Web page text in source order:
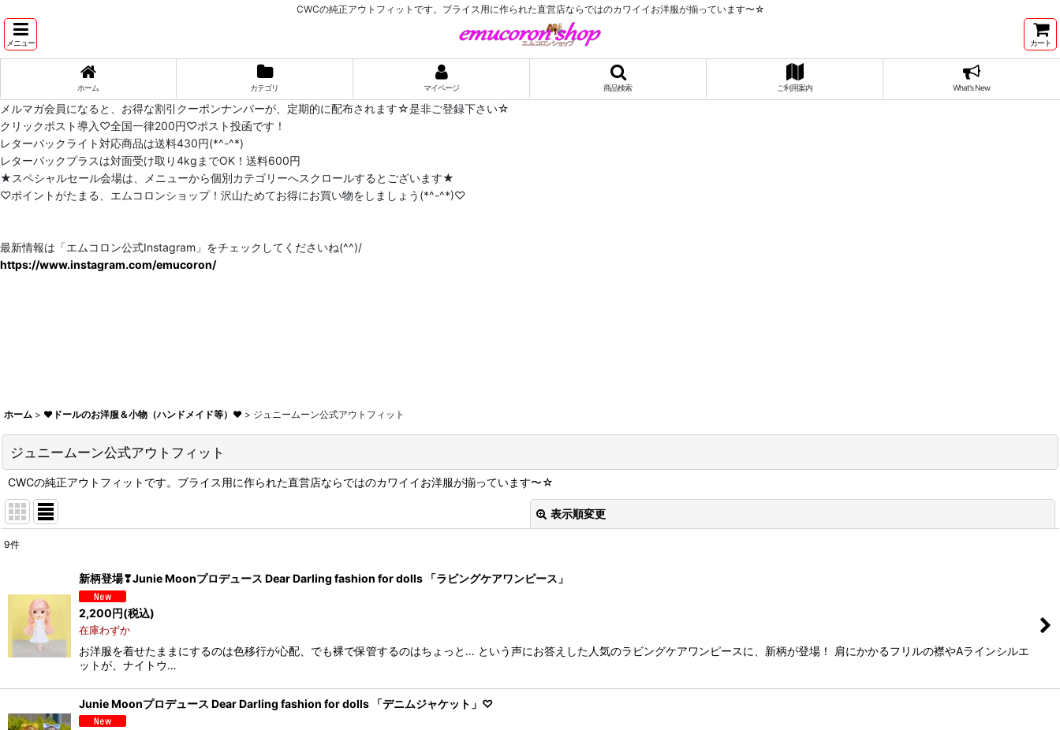
CWCの純正アウトフィットです。ブライス用に作られた直営店ならではのカワイイお洋服が揃っています〜☆
メニュー カート
ホーム カテゴリ マイページ 商品検索 ご利用案内 What's New
メルマガ会員になると、お得な割引クーポンナンバーが、定期的に配布されます☆是非ご登録下さい☆
クリックポスト導入♡全国一律200円♡ポスト投函です！
レターパックライト対応商品は送料430円(*^-^*)
レターパックプラスは対面受け取り4kgまでOK！送料600円
★スペシャルセール会場は、メニューから個別カテゴリーへスクロールするとございます★
♡ポイントがたまる、エムコロンショップ！沢山ためてお得にお買い物をしましょう(*^-^*)♡
最新情報は「エムコロン公式Instagram」をチェックしてくださいね(^^)/
https://www.instagram.com/emucoron/
ホーム > ♥ドールのお洋服＆小物（ハンドメイド等）♥ > ジュニームーン公式アウトフィット
ジュニームーン公式アウトフィット
CWCの純正アウトフィットです。ブライス用に作られた直営店ならではのカワイイお洋服が揃っています〜☆
表示順変更
在庫あり
並び順:
9件
新柄登場❣Junie Moonプロデュース Dear Darling fashion for dolls 「ラビングケアワンピース」
2,200円(税込)
在庫わずか
お洋服を着せたままにするのは色移行が心配、でも裸で保管するのはちょっと… という声にお答えした人気のラビングケアワンピースに、新柄が登場！ 肩にかかるフリルの襟やAラインシルエ
ットが、ナイトウ…
Junie Moonプロデュース Dear Darling fashion for dolls 「デニムジャケット」♡